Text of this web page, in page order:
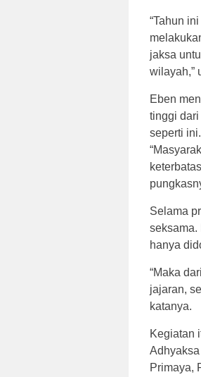
“Tahun
jaksa
wilayah,”
Eben
tinggi dari
seperti
Selama
seksama.
hanya
“Maka
jajaran,
katanya.
Kegiatan
Primaya,